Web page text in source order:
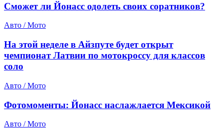
Сможет ли Йонасс одолеть своих соратников?
Авто / Мото
На этой неделе в Айзпуте будет открыт
чемпионат Латвии по мотокроссу для классов
соло
Авто / Мото
Фотомоменты: Йонасс наслажлается Мексикой
Авто / Мото